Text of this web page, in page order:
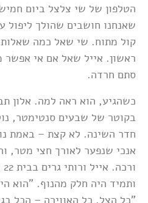
הטלפון של שי צלצל ביום
שאנחנו חושבים שהולך ליפול
קול מתוח. שי שאל כמה שאלות
ראשון. אייל שאל אם אי אפשר
סתם חרדה.
כשהגיע, הוא ראה למה. אלון
בקוטר של שבעים סנטימטר,
חדר השינה. לא קצת – באמת
אנכי שנפער לאורך חצי מטר,
ותמיד היה חלק מהנוף. "הוא
"כל הצל, כל האווירה – הכל